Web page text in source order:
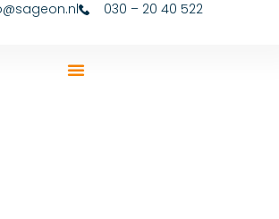
030 – 20 40 522